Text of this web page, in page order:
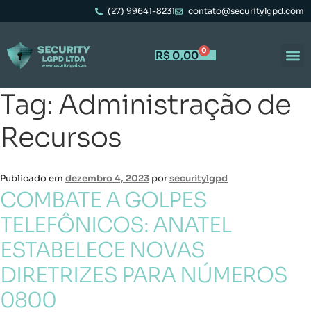
(27) 99641-8231 contato@securitylgpd.com
R$ 0,00 0
Tag: Administração de
Recursos
Publicado em dezembro 4, 2023 porsecuritylgpd
COMBATE A GOLPES
TELEFÔNICOS: ANATEL
ESTABELECE NOVAS
DIRETRIZES PARA NÚMEROS
0800